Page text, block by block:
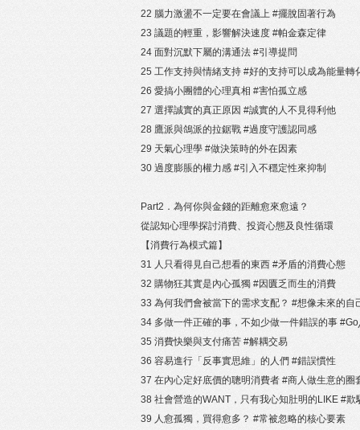
22 腦力激盪不一定要在會議上 #擺脫固著行為
23 議題的輕重，影響解決速度 #帕金森定律
24 面對沉默下屬的溝通法 #引導提問
25 工作支持與情緒支持 #好的支持可以成為能量轉
26 愛搞小團體的心理真相 #害怕孤立感
27 選擇誠實的真正原因 #誠實的人不見得利他
28 鷹派與鴿派的拉鋸戰 #過度守護認同感
29 天氣心理學 #做決策時的外在因素
30 過度膨脹的權力感 #引入不穩定性來抑制
Part2．為何你與金錢的距離愈來愈遠？
從認知心理學探討消費、投資心態及良性循環
【消費行為模式篇】
31 人只看得見自己想看的東西 #矛盾的消費心態
32 購物狂其實是內心孤獨 #因匱乏而生的消費
33 為何我們會被當下的需求支配？ #想像未來的自
34 多做一件正確的事，不如少做一件錯誤的事
35 消費快樂與支付痛苦 #解耦交易
36 容易進行「反事實思維」的人們 #錯誤慣性
37 在內心定好底價的聰明消費者 #商人做生意的圈
38 社會營造的WANT，只有我心知肚明的LIKE #欺
39 人愈孤獨，買得愈多？ #常被忽略的核心要素